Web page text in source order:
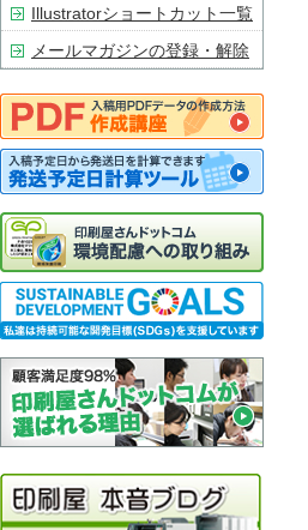
Illustratorショートカット一覧
メールマガジンの登録・解除